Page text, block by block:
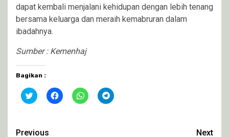
dapat kembali menjalani kehidupan dengan lebih tenang
bersama keluarga dan meraih kemabruran dalam
ibadahnya.
Sumber : Kemenhaj
Bagikan :
Klik
untuk
jendela
Klik
untuk
Klik
untuk
Klik
untuk
Previous Next